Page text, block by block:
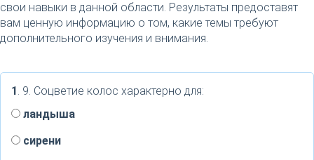
свои навыки в данной области. Результаты предоставят
вам ценную информацию о том, какие темы требуют
дополнительного изучения и внимания.
1. 9. Соцветие колос характерно для:
ландыша
сирени